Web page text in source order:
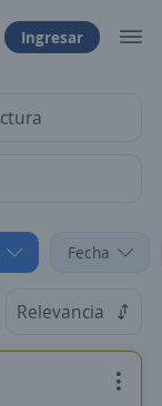
Ingresar
Fecha
Relevancia